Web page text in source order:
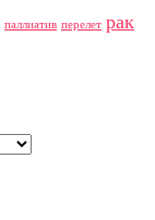
паллиатив перелет рак